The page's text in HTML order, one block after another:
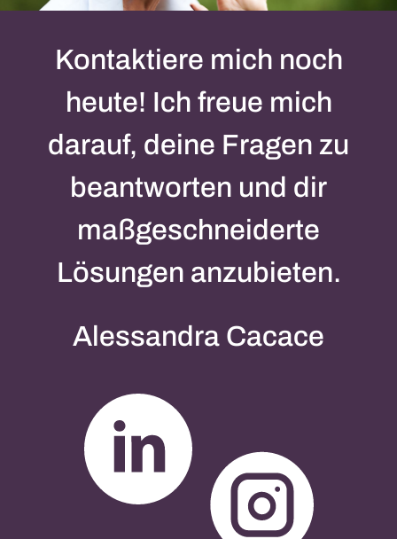
Kontaktiere mich noch
heute! Ich freue mich
darauf, deine Fragen zu
beantworten und dir
maßgeschneiderte
Lösungen anzubieten.
Alessandra Cacace